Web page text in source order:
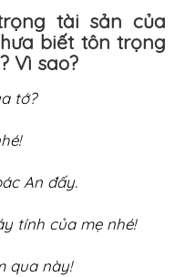
tài sản của
biết tôn trọng
Vì sao?
tớ?
An đấy.
tính của mẹ nhé!
qua này!